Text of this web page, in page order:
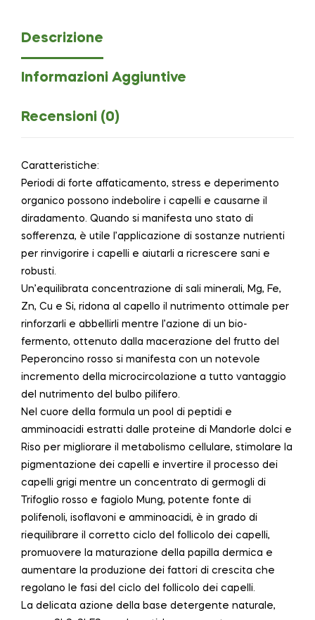
Descrizione
Informazioni Aggiuntive
Recensioni (0)
Caratteristiche:
Periodi di forte affaticamento, stress e deperimento
organico possono indebolire i capelli e causarne il
diradamento. Quando si manifesta uno stato di
sofferenza, è utile l’applicazione di sostanze nutrienti
per rinvigorire i capelli e aiutarli a ricrescere sani e
robusti.
Un’equilibrata concentrazione di sali minerali, Mg, Fe,
Zn, Cu e Si, ridona al capello il nutrimento ottimale per
rinforzarli e abbellirli mentre l’azione di un bio-
fermento, ottenuto dalla macerazione del frutto del
Peperoncino rosso si manifesta con un notevole
incremento della microcircolazione a tutto vantaggio
del nutrimento del bulbo pilifero.
Nel cuore della formula un pool di peptidi e
amminoacidi estratti dalle proteine di Mandorle dolci e
Riso per migliorare il metabolismo cellulare, stimolare la
pigmentazione dei capelli e invertire il processo dei
capelli grigi mentre un concentrato di germogli di
Trifoglio rosso e fagiolo Mung, potente fonte di
polifenoli, isoflavoni e amminoacidi, è in grado di
riequilibrare il corretto ciclo del follicolo dei capelli,
promuovere la maturazione della papilla dermica e
aumentare la produzione dei fattori di crescita che
regolano le fasi del ciclo del follicolo dei capelli.
La delicata azione della base detergente naturale,